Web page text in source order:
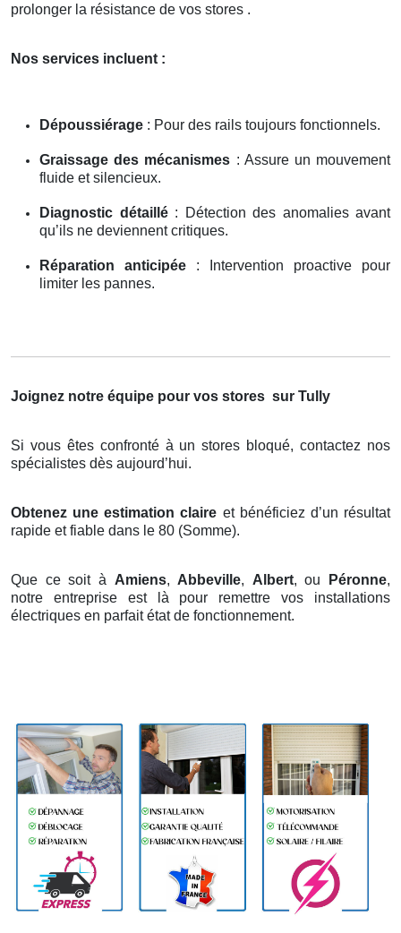
prolonger la résistance de vos stores .
Nos services incluent :
Dépoussiérage : Pour des rails toujours fonctionnels.
Graissage des mécanismes : Assure un mouvement
fluide et silencieux.
Diagnostic détaillé: Détection des anomalies avant
qu’ils ne deviennent critiques.
Réparation anticipée : Intervention proactive pour
limiter les pannes.
Joignez notre équipe pour vos stores sur Tully
Si vous êtes confronté à un stores bloqué, contactez nos
spécialistes dès aujourd’hui.
Obtenez une estimation claire et bénéficiez d’un résultat
rapide et fiable dans le 80 (Somme).
Que ce soit à Amiens, Abbeville, Albert, ou Péronne,
notre entreprise est là pour remettre vos installations
électriques en parfait état de fonctionnement.